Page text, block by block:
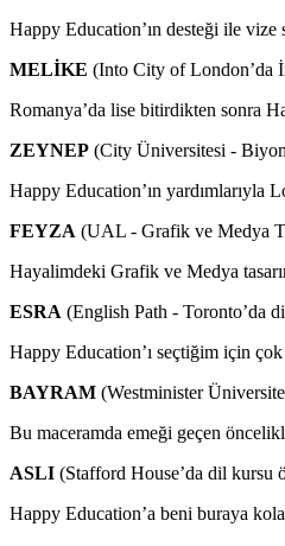
Happy Education’ın desteği ile
MELİKE (Into City of London’da
Romanya’da lise bitirdikten sonra
ZEYNEP (City Üniversitesi -
Happy Education’ın
FEYZA (UAL - Grafik ve Medya
Hayalimdeki Grafik ve Medya
ESRA (English Path - Toronto’da
Happy Education’ı seçtiğim için
BAYRAM (Westminister
Bu maceramda emeği geçen
ASLI (Stafford House’da dil kursu
Happy Education’a beni buraya